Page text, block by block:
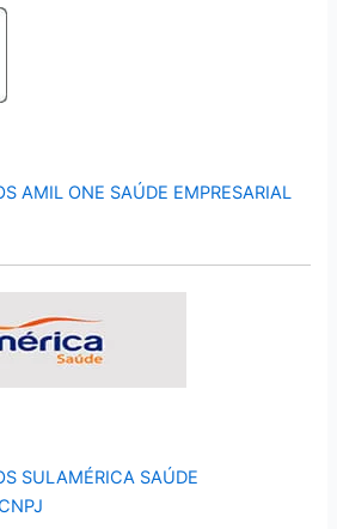
AMIL ONE SAÚDE EMPRESARIAL
SULAMÉRICA SAÚDE